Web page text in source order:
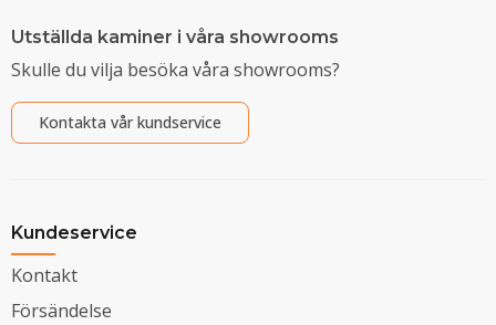
Utställda kaminer i våra showrooms
Skulle du vilja besöka våra showrooms?
Kontakta vår kundservice
Kundeservice
Kontakt
Försändelse